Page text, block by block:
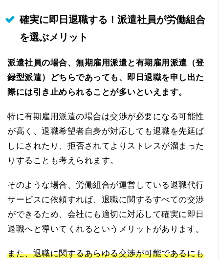
確実に即日退職する！派遣社員が労働組合
を選ぶメリット
派遣社員の場合、無期雇用派遣と有期雇用派遣（登
録型派遣）どちらであっても、即日退職を申し出た
際には引き止められることが多いといえます。
特に有期雇用派遣の場合は交渉が必要になる可能性
が高く、退職希望者自身が対応しても退職を先延ば
しにされたり、拒否されてよりストレスが溜まった
りすることも考えられます。
そのような場合、労働組合が運営している退職代行
サービスに依頼すれば、退職に関するすべての交渉
ができるため、会社にも適切に対応して確実に即日
退職へと導いてくれるというメリットがあります。
また、退職に関するあらゆる交渉が可能であるにも